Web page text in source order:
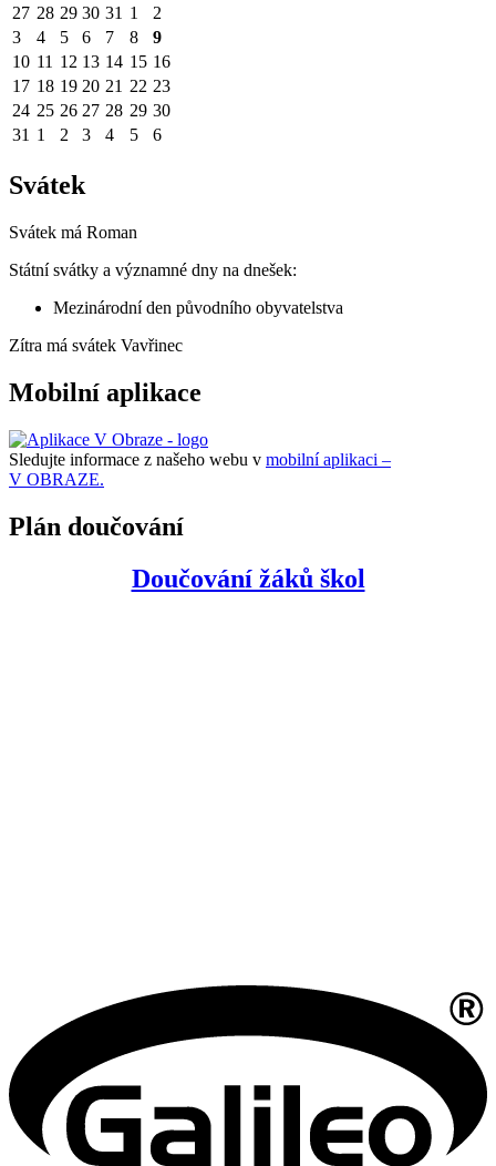
27 28 29 30 31 1
2
3
4 5 6 7 8
9
10 11 12 13 14 15 16
17 18 19 20 21 22 23
24 25 26 27 28 29 30
31 1 2 3 4 5 6
Svátek
Svátek má Roman
Státní svátky a významné dny na dnešek:
Mezinárodní den původního obyvatelstva
Zítra má svátek Vavřinec
Mobilní aplikace
Sledujte informace z našeho webu v mobilní aplikaci –
V OBRAZE.
Plán doučování
Doučování žáků škol